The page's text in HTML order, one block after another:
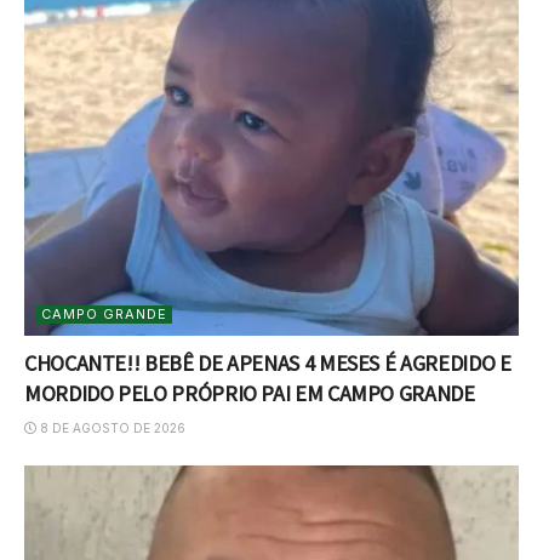
CAMPO GRANDE
CHOCANTE!! BEBÊ DE APENAS 4 MESES É AGREDIDO E
MORDIDO PELO PRÓPRIO PAI EM CAMPO GRANDE
8 DE AGOSTO DE 2026